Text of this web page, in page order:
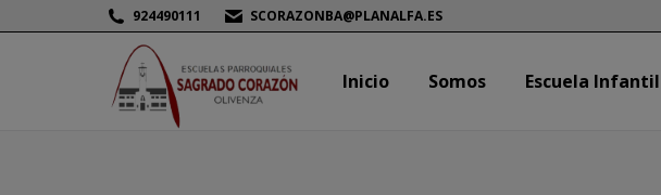
924490111 SCORAZONBA@PLANALFA.ES
Inicio Somos Escuela Infantil
Inicio Somos Escuela Infantil